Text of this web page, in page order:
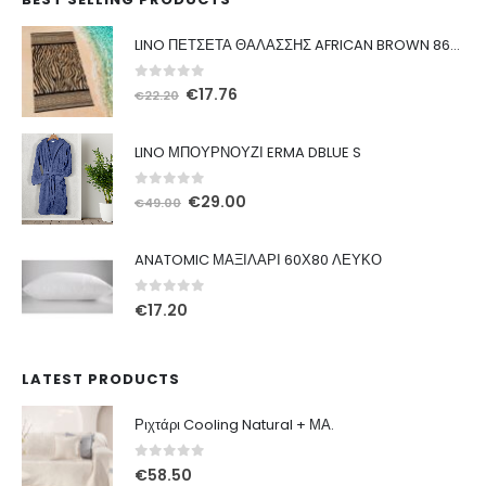
LINO ΠΕΤΣΕΤΑ ΘΑΛΑΣΣΗΣ AFRICAN BROWN 86X160
out of 5
€22.20 Original
€17.76
LINO ΜΠΟΥΡΝΟΥΖΙ ERMA DBLUE S
out of 5
€49.00 Original
€29.00
ANATOMIC ΜΑΞΙΛΑΡΙ 60Χ80 ΛΕΥΚΟ
0out of 5
€17.20
LATEST PRODUCTS
Ριχτάρι Cooling Natural + ΜΑ.
0out of 5
€58.50